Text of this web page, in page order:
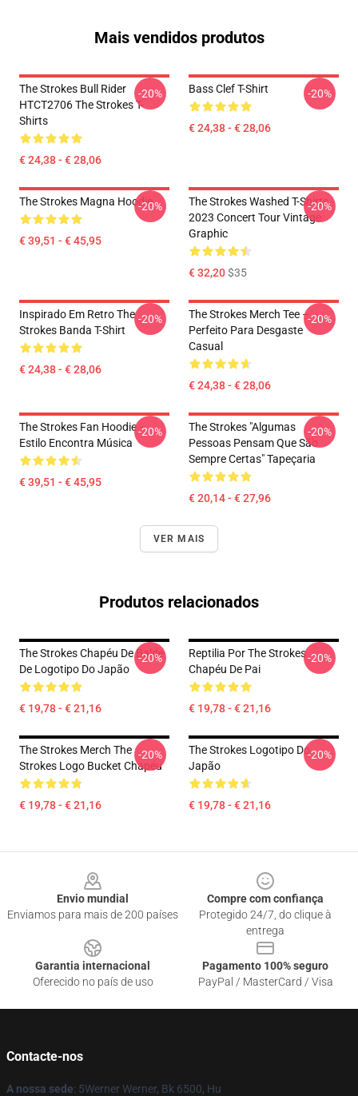
Mais vendidos produtos
The Strokes Bull Rider
HTCT2706 The Strokes T-
Shirts
€ 24,38 - € 28,06
-20% Bass Clef T-Shirt
€ 24,38 - € 28,06
-20%
The Strokes Magna Hoodie
€ 39,51 - € 45,95
-20%
The Strokes Washed T-Shirts -
2023 Concert Tour Vintage
Graphic
€ 32,20$35
-20%
Inspirado Em Retro The
Strokes Banda T-Shirt
€ 24,38 - € 28,06
-20%
The Strokes Merch Tee –
Perfeito Para Desgaste
Casual
€ 24,38 - € 28,06
-20%
The Strokes Fan Hoodie –
Estilo Encontra Música
€ 39,51 - € 45,95
-20%
The Strokes "Algumas
Pessoas Pensam Que São
Sempre Certas" Tapeçaria
€ 20,14 - € 27,96
-20%
VER MAIS
Produtos relacionados
The Strokes Chapéu De Balde
De Logotipo Do Japão
€ 19,78 - € 21,16
-20%
Reptilia Por The Strokes
Chapéu De Pai
€ 19,78 - € 21,16
-20%
The Strokes Merch The
Strokes Logo Bucket Chapéu
€ 19,78 - € 21,16
-20%
The Strokes Logotipo Do
Japão
€ 19,78 - € 21,16
-20%
Envio mundial
Enviamos para mais de 200 países
Compre com confiança
Protegido 24/7, do clique à
entrega
Garantia internacional
Oferecido no país de uso
Pagamento 100% seguro
PayPal / MasterCard / Visa
Contacte-nos
A nossa sede: 5Werner Werner, Bk 6500, Hu